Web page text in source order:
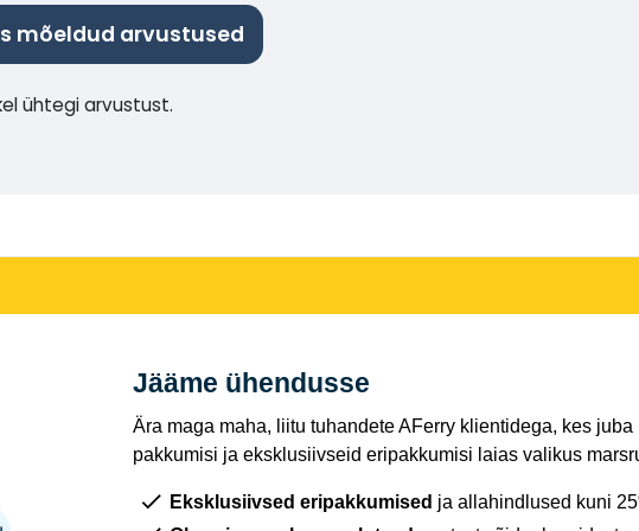
mõeldud arvustused
ühtegi arvustust.
Jääme ühendusse
Ära maga maha, liitu tuhandete AFerry klientidega, kes
pakkumisi ja eksklusiivseid eripakkumisi laias valikus
Eksklusiivsed eripakkumised ja allahindlused kuni